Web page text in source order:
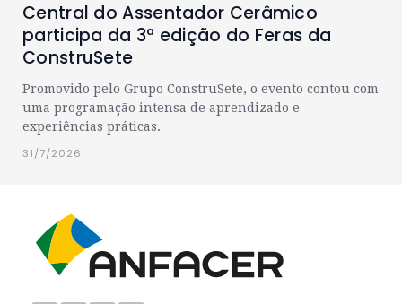
Central do Assentador Cerâmico
participa da 3ª edição do Feras da
ConstruSete
Promovido pelo Grupo ConstruSete, o evento contou com
uma programação intensa de aprendizado e
experiências práticas.
31/7/2026